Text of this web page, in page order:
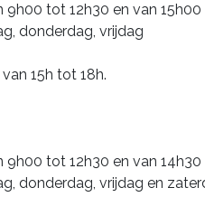
tot 12h30 en van
donderdag, vrijdag
15h tot 18h.
tot 12h30 en van
donderdag, vrijdag en